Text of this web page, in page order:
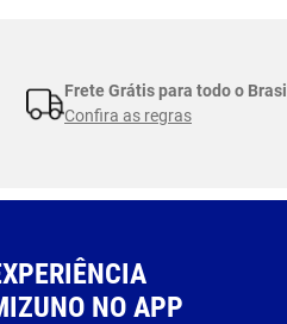
Frete Grátis para todo o Brasil
Confira as regras
NO APP